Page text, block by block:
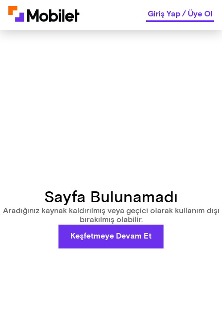
Giriş Yap/Üye Ol
Sayfa Bulunamadı
Aradığınız kaynak kaldırılmış veya geçici olarak kullanım dışı
bırakılmış olabilir.
Keşfetmeye Devam Et